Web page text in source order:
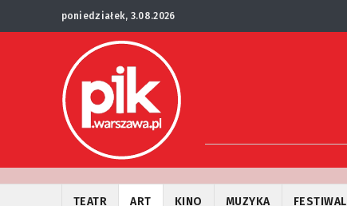
poniedziałek, 3.08.2026
TEATR ART KINO MUZYKA FESTIWAL